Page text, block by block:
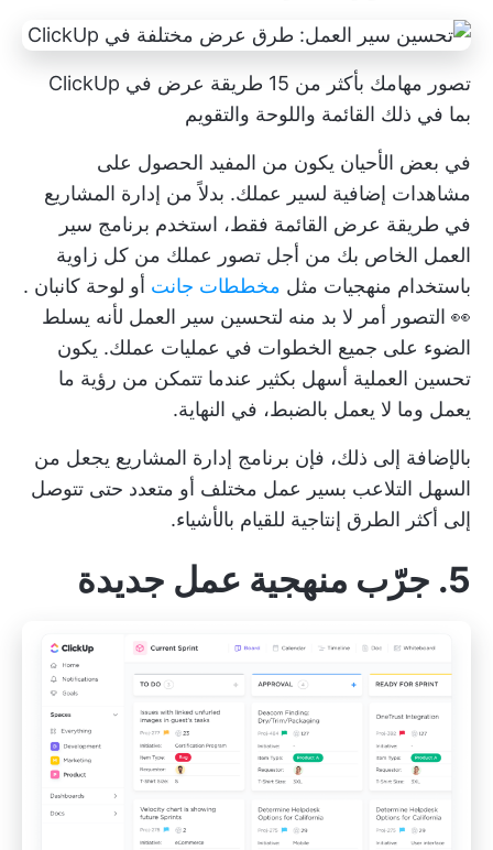
تصور مهامك بأكثر من 15 طريقة عرض في ClickUp
بما في ذلك القائمة واللوحة والتقويم
في بعض الأحيان يكون من المفيد الحصول على
مشاهدات إضافية لسير عملك. بدلاً من إدارة المشاريع
في طريقة عرض القائمة فقط، استخدم برنامج سير
العمل الخاص بك من أجل تصور عملك من كل زاوية
باستخدام منهجيات مثل مخططات جانت أو لوحة كانبان .
👀 التصور أمر لا بد منه لتحسين سير العمل لأنه يسلط
الضوء على جميع الخطوات في عمليات عملك. يكون
تحسين العملية أسهل بكثير عندما تتمكن من رؤية ما
يعمل وما لا يعمل بالضبط، في النهاية.
بالإضافة إلى ذلك، فإن برنامج إدارة المشاريع يجعل من
السهل التلاعب بسير عمل مختلف أو متعدد حتى تتوصل
إلى أكثر الطرق إنتاجية للقيام بالأشياء.
5. جرّب منهجية عمل جديدة